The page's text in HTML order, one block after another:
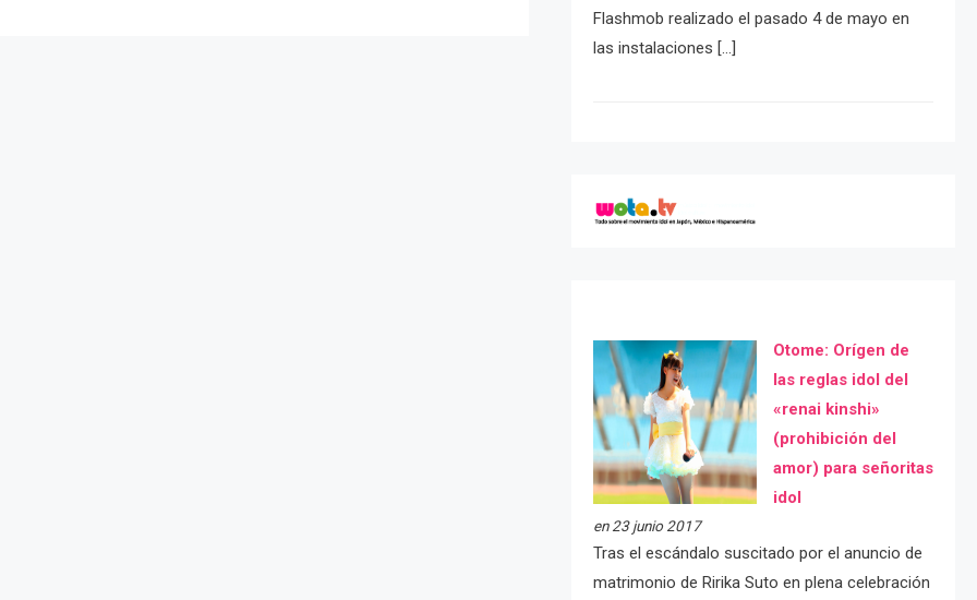
Flashmob realizado el pasado 4 de mayo en
las instalaciones […]
Otome: Orígen de
las reglas idol del
«renai kinshi»
(prohibición del
amor) para señoritas
idol
en 23 junio 2017
Tras el escándalo suscitado por el anuncio de
matrimonio de Ririka Suto en plena celebración